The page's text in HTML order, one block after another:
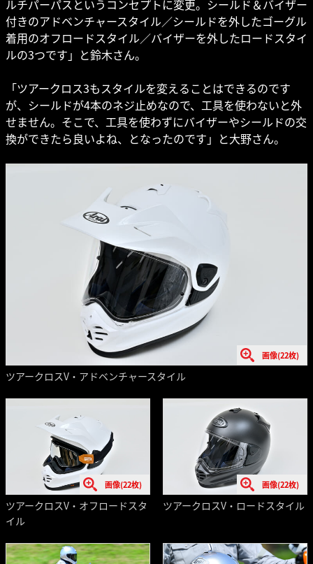
ルチパーパスというコンセプトに変更。シールド＆バイザー
付きのアドベンチャースタイル／シールドを外したゴーグル
着用のオフロードスタイル／バイザーを外したロードスタイ
ルの3つです」と鈴木さん。
「ツアークロス3もスタイルを変えることはできるのです
が、シールドが4本のネジ止めなので、工具を使わないと外
せません。そこで、工具を使わずにバイザーやシールドの交
換ができたら良いよね、となったのです」と大野さん。
画像(22枚)
ツアークロスV・アドベンチャースタイル
画像(22枚)
ツアークロスV・オフロードスタ
イル
画像(22枚)
ツアークロスV・ロードスタイル